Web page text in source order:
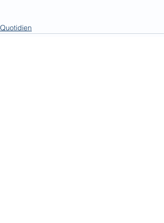
Quotidien